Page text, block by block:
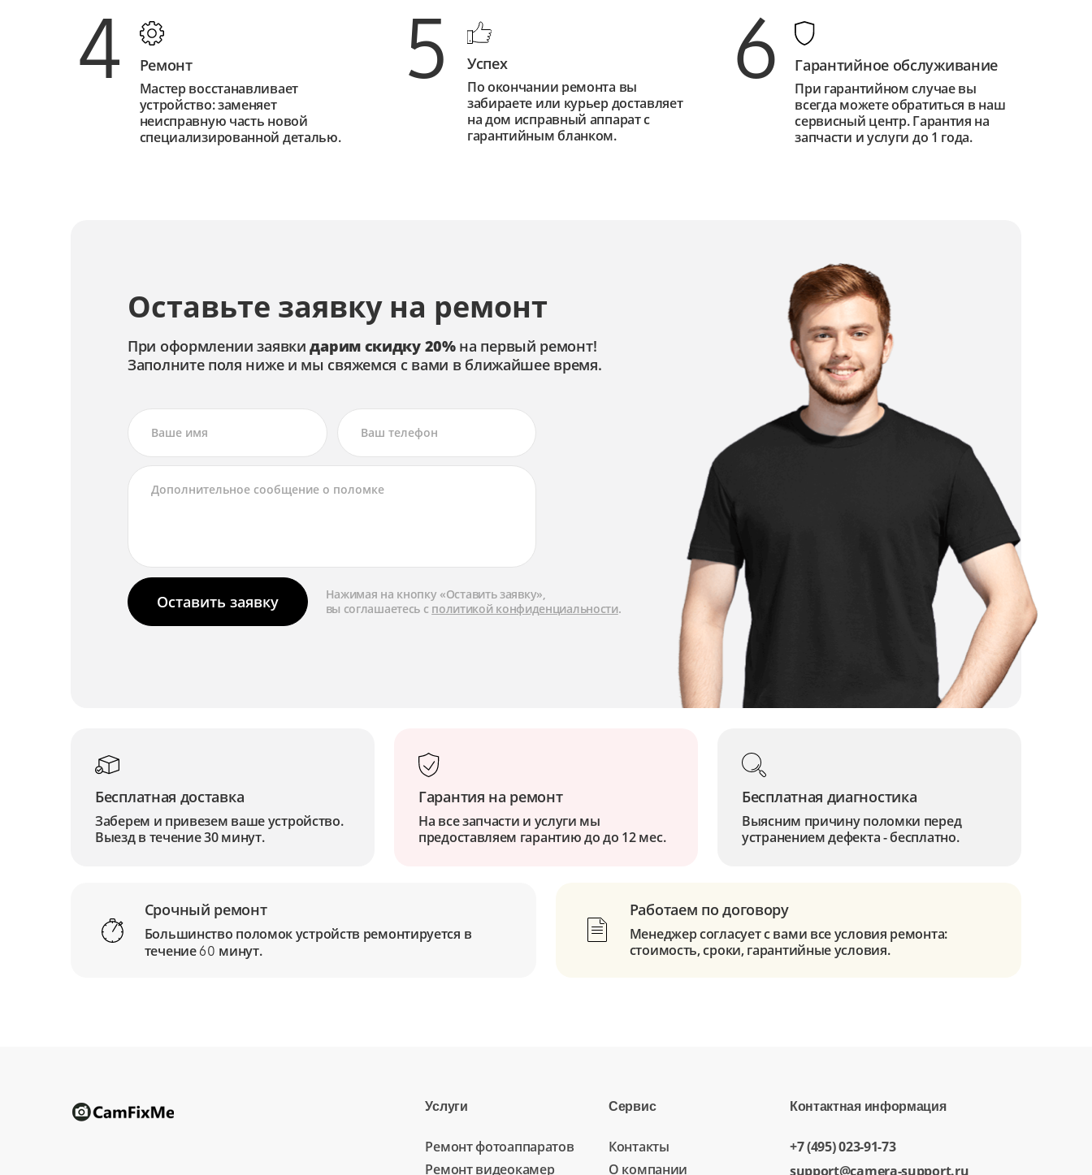
4 Ремонт
Мастер восстанавливает
устройство: заменяет
неисправную часть новой
специализированной деталью.
5 Успех
По окончании ремонта вы
забираете или курьер доставляет
на дом исправный аппарат с
гарантийным бланком.
6 Гарантийное обслуживание
При гарантийном случае вы
всегда можете обратиться в наш
сервисный центр. Гарантия на
запчасти и услуги до 1 года.
Оставьте заявку на ремонт
При оформлении заявкидарим скидку 20%на первый ремонт!
Заполните поля ниже и мы свяжемся с вами в ближайшее время.
Оставить заявку
Нажимая на кнопку «Оставить заявку»,
вы соглашаетесь с политикой конфиденциальности.
Бесплатная доставка
Заберем и привезем ваше устройство.
Выезд в течение 30 минут.
Гарантия на ремонт
На все запчасти и услуги мы
предоставляем гарантию до до 12 мес.
Бесплатная диагностика
Выясним причину поломки перед
устранением дефекта - бесплатно.
Срочный ремонт
Большинство поломок устройств ремонтируется в
течение 60 минут.
Работаем по договору
Менеджер согласует с вами все условия ремонта:
стоимость, сроки, гарантийные условия.
Услуги
Ремонт фотоаппаратов
Ремонт видеокамер
Сервис
Контакты
О компании
Контактная информация
+7 (495) 023-91-73
support@camera-support.ru